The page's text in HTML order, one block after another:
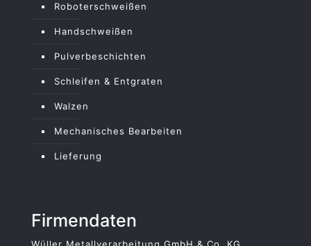
Roboterschweißen
Handschweißen
Pulverbeschichten
Schleifen & Entgraten
Walzen
Mechanisches Bearbeiten
Lieferung
Firmendaten